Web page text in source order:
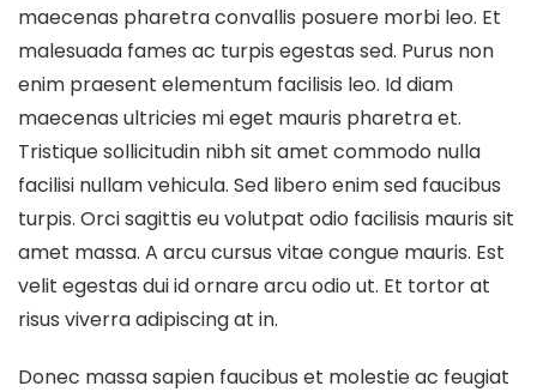
maecenas pharetra convallis posuere morbi leo. Et
malesuada fames ac turpis egestas sed. Purus non
enim praesent elementum facilisis leo. Id diam
maecenas ultricies mi eget mauris pharetra et.
Tristique sollicitudin nibh sit amet commodo nulla
facilisi nullam vehicula. Sed libero enim sed faucibus
turpis. Orci sagittis eu volutpat odio facilisis mauris sit
amet massa. A arcu cursus vitae congue mauris. Est
velit egestas dui id ornare arcu odio ut. Et tortor at
risus viverra adipiscing at in.
Donec massa sapien faucibus et molestie ac feugiat